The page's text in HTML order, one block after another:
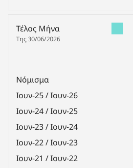
Τέλος Μήνα
Της 30/06/2026
Νόμισμα
Ιουν-25 / Ιουν-26
Ιουν-24 / Ιουν-25
Ιουν-23 / Ιουν-24
Ιουν-22 / Ιουν-23
Ιουν-21 / Ιουν-22